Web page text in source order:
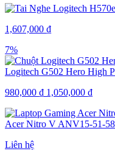
1,607,000 ₫
7%
Logitech G502 Hero High
980,000 ₫ 1,050,000 ₫
Acer Nitro V ANV15-51-
Liên hệ